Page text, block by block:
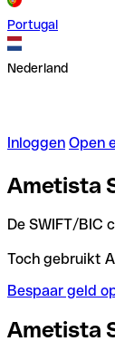
Portugal
Nederland
Inloggen Open
Ametista
De SWIFT/BIC
Toch gebruikt
Bespaar geld
Ametista